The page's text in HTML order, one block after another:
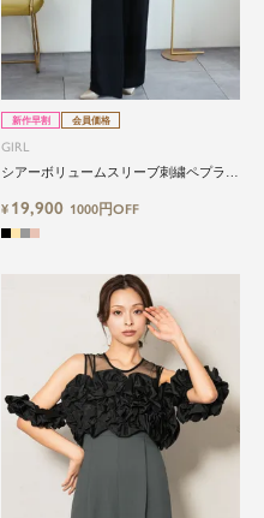
新作早割 会員価格
GIRL
シアーボリュームスリーブ刺繍ペプラム
レス
¥ 19,900 1000円OFF